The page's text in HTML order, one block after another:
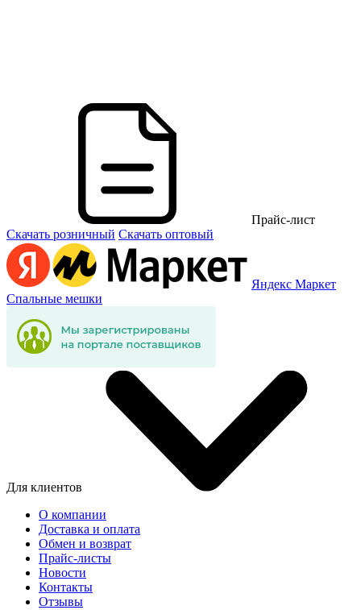
Прайс-лист
Скачать розничный Скачать оптовый
Яндекс Маркет
Спальные мешки
Для клиентов
О компании
Доставка и оплата
Обмен и возврат
Прайс-листы
Новости
Контакты
Отзывы